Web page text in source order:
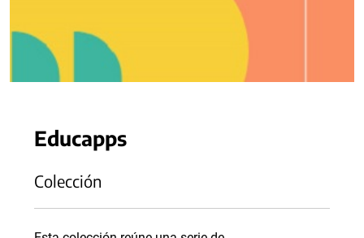
Educapps
Colección